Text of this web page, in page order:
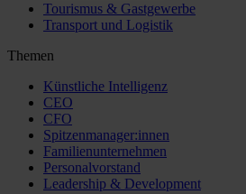
Tourismus & Gastgewerbe
Transport und Logistik
Themen
Künstliche Intelligenz
CEO
CFO
Spitzenmanager:innen
Familienunternehmen
Personalvorstand
Leadership & Development